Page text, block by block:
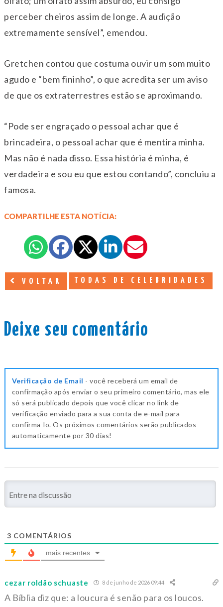
perceber cheiros assim de longe. A audição
extremamente sensível”, emendou.
Gretchen contou que costuma ouvir um som muito
agudo e “bem fininho”, o que acredita ser um aviso
de que os extraterrestres estão se aproximando.
“Pode ser engraçado o pessoal achar que é
brincadeira, o pessoal achar que é mentira minha.
Mas não é nada disso. Essa história é minha, é
verdadeira e sou eu que estou contando”, concluiu a
famosa.
COMPARTILHE ESTA NOTÍCIA:
VOLTAR TODAS DE CELEBRIDADES
Deixe seu comentário
Verificação de Email - você receberá um email de
confirmação após enviar o seu primeiro comentário, mas ele
só será publicado depois que você clicar no link de
verificação enviado para a sua conta de e-mail para
confirma-lo. Os próximos comentários serão publicados
automaticamente por 30 dias!
3 COMENTÁRIOS
mais recentes
cezar roldão schuaste 8 de junho de 2026 09:44
A Bíblia diz que: a loucura é senão para os loucos.